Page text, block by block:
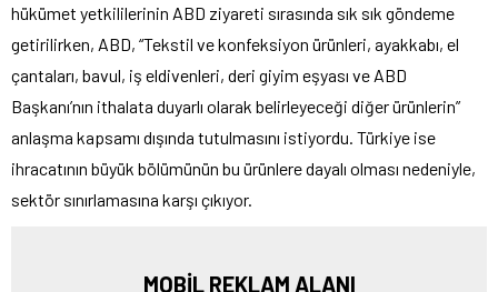
hükümet yetkililerinin ABD ziyareti sırasında sık sık göndeme
getirilirken, ABD, “Tekstil ve konfeksiyon ürünleri, ayakkabı, el
çantaları, bavul, iş eldivenleri, deri giyim eşyası ve ABD
Başkanı’nın ithalata duyarlı olarak belirleyeceği diğer ürünlerin”
anlaşma kapsamı dışında tutulmasını istiyordu. Türkiye ise
ihracatının büyük bölümünün bu ürünlere dayalı olması nedeniyle,
sektör sınırlamasına karşı çıkıyor.
MOBİL REKLAM ALANI